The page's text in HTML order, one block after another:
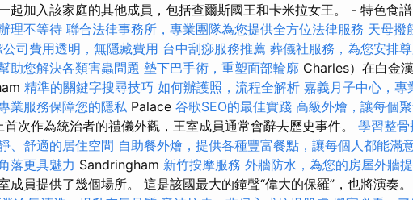
起加入該家庭的其他成員，包括查爾斯國王和卡米拉女王。 - 特色食
理不等待 聯合法律事務所，專業團隊為您提供全方位法律服務 天母撥
公司費用透明，無隱藏費用 台中刮痧服務推薦 葬儀社服務，為您安排
助您解決各類害蟲問題 墊下巴手術，重塑面部輪廓 Charles）在白金
精準的關鍵字搜尋技巧 如何辦護照，流程全解析 嘉義月子中心，專
業服務保障您的隱私 Palace 谷歌SEO的最佳實踐 高級外燴，讓每個
次作為統治者的禮儀外觀，王室成員通常會辭去歷史事件。 學習整
、舒適的居住空間 自助餐外燴，提供各種豐富餐點，讓每個人都能滿
落更具魅力 Sandringham 新竹按摩服務 外牆防水，為您的房屋外牆
成員提供了幾個場所。 這是該國最大的鐘聲“偉大的保羅”，也將演奏